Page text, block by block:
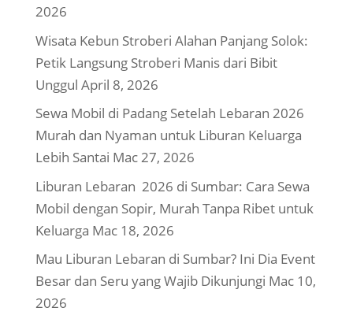
2026
Wisata Kebun Stroberi Alahan Panjang Solok:
Petik Langsung Stroberi Manis dari Bibit
Unggul April 8, 2026
Sewa Mobil di Padang Setelah Lebaran 2026
Murah dan Nyaman untuk Liburan Keluarga
Lebih Santai Mac 27, 2026
Liburan Lebaran 2026 di Sumbar: Cara Sewa
Mobil dengan Sopir, Murah Tanpa Ribet untuk
Keluarga Mac 18, 2026
Mau Liburan Lebaran di Sumbar? Ini Dia Event
Besar dan Seru yang Wajib Dikunjungi Mac 10,
2026